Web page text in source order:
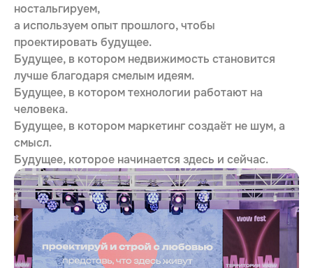
ностальгируем,
а используем опыт прошлого, чтобы
проектировать будущее.
Будущее, в котором недвижимость становится
лучше благодаря смелым идеям.
Будущее, в котором технологии работают на
человека.
Будущее, в котором маркетинг создаёт не шум, а
смысл.
Будущее, которое начинается здесь и сейчас.